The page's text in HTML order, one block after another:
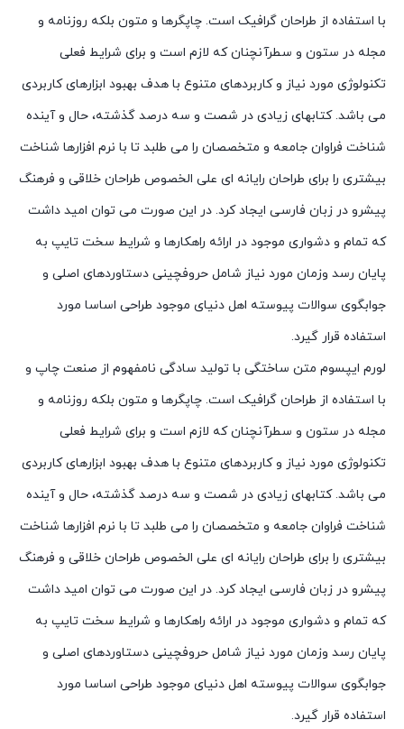
با استفاده از طراحان گرافیک است. چاپگرها و متون بلکه روزنامه و
مجله در ستون و سطرآنچنان که لازم است و برای شرایط فعلی
تکنولوژی مورد نیاز و کاربردهای متنوع با هدف بهبود ابزارهای کاربردی
می باشد. کتابهای زیادی در شصت و سه درصد گذشته، حال و آینده
شناخت فراوان جامعه و متخصصان را می طلبد تا با نرم افزارها شناخت
بیشتری را برای طراحان رایانه ای علی الخصوص طراحان خلاقی و فرهنگ
پیشرو در زبان فارسی ایجاد کرد. در این صورت می توان امید داشت
که تمام و دشواری موجود در ارائه راهکارها و شرایط سخت تایپ به
پایان رسد وزمان مورد نیاز شامل حروفچینی دستاوردهای اصلی و
جوابگوی سوالات پیوسته اهل دنیای موجود طراحی اساسا مورد
استفاده قرار گیرد.
لورم ایپسوم متن ساختگی با تولید سادگی نامفهوم از صنعت چاپ و
با استفاده از طراحان گرافیک است. چاپگرها و متون بلکه روزنامه و
مجله در ستون و سطرآنچنان که لازم است و برای شرایط فعلی
تکنولوژی مورد نیاز و کاربردهای متنوع با هدف بهبود ابزارهای کاربردی
می باشد. کتابهای زیادی در شصت و سه درصد گذشته، حال و آینده
شناخت فراوان جامعه و متخصصان را می طلبد تا با نرم افزارها شناخت
بیشتری را برای طراحان رایانه ای علی الخصوص طراحان خلاقی و فرهنگ
پیشرو در زبان فارسی ایجاد کرد. در این صورت می توان امید داشت
که تمام و دشواری موجود در ارائه راهکارها و شرایط سخت تایپ به
پایان رسد وزمان مورد نیاز شامل حروفچینی دستاوردهای اصلی و
جوابگوی سوالات پیوسته اهل دنیای موجود طراحی اساسا مورد
استفاده قرار گیرد.